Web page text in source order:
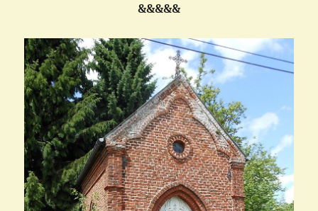
&&&&&